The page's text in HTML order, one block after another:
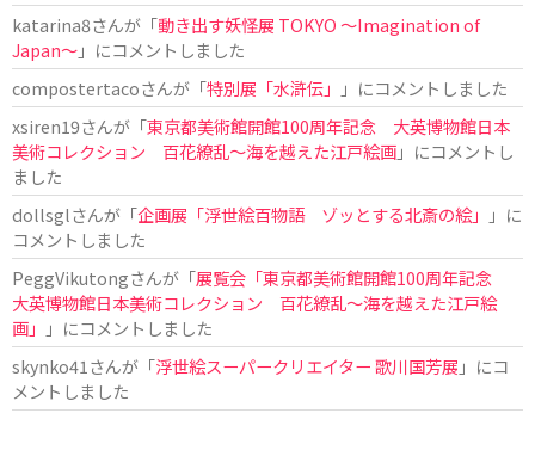
katarina8さんが「動き出す妖怪展 TOKYO 〜Imagination of
Japan〜」にコメントしました
compostertacoさんが「特別展「水滸伝」
」にコメントしました
xsiren19さんが「東京都美術館開館100周年記念 大英博物館日本
美術コレクション 百花繚乱～海を越えた江戸絵画」にコメントし
ました
dollsglさんが「企画展「浮世絵百物語 ゾッとする北斎の絵」
」に
コメントしました
PeggVikutongさんが「展覧会「東京都美術館開館100周年記念
大英博物館日本美術コレクション 百花繚乱〜海を越えた江戸絵
画」
」にコメントしました
skynko41 さんが「浮世絵スーパークリエイター 歌川国芳展 」にコ
メントしました